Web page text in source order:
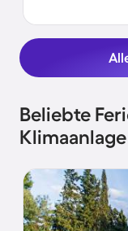
Beliebte
Klimaanlage